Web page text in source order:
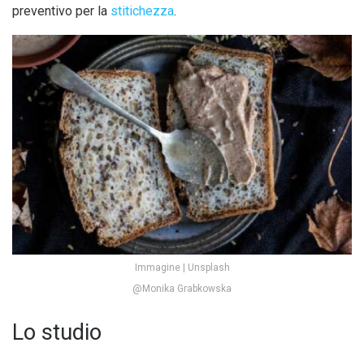
preventivo per la stitichezza.
Immagine | Unsplash
@Monika Grabkowska
Lo studio